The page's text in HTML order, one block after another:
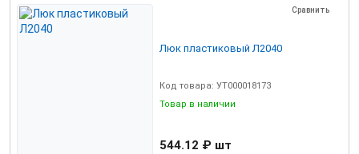
Сравнить
Люк пластиковый Л2040
Код товара: УТ000018173
Товар в наличии
544.12 ₽ шт